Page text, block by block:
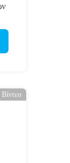
Βίντεο